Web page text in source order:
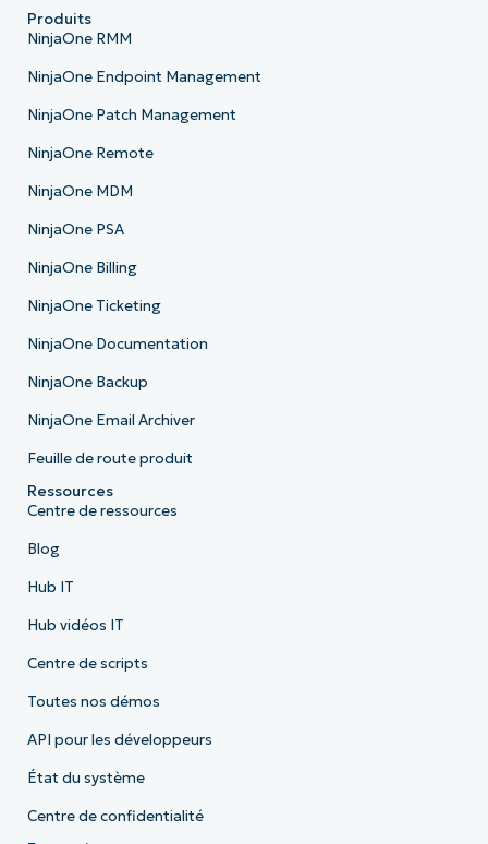
Produits
NinjaOne RMM
NinjaOne Endpoint Management
NinjaOne Patch Management
NinjaOne Remote
NinjaOne MDM
NinjaOne PSA
NinjaOne Billing
NinjaOne Ticketing
NinjaOne Documentation
NinjaOne Backup
NinjaOne Email Archiver
Feuille de route produit
Ressources
Centre de ressources
Blog
Hub IT
Hub vidéos IT
Centre de scripts
Toutes nos démos
API pour les développeurs
État du système
Centre de confidentialité